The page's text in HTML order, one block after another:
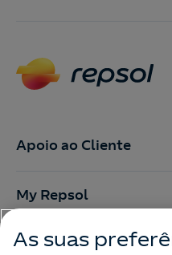
Apoio ao Cliente
My Repsol
Outras Energias
As suas